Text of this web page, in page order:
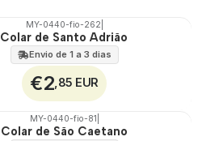
MY-0440-fio-262
Colar de Santo Adrião
Envio de 1 a 3 dias
€2 ,85 EUR
MY-0440-fio-81
Colar de São Caetano